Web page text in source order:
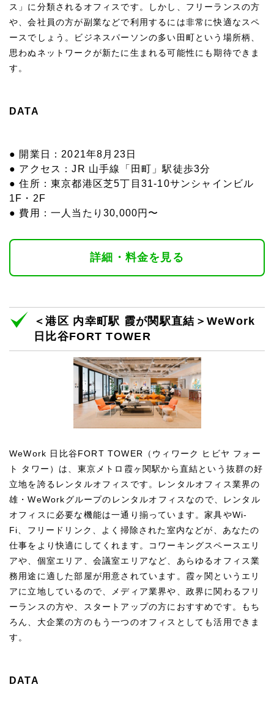
ス」に分類されるオフィスです。しかし、フリーランスの方
や、会社員の方が副業などで利用するには非常に快適なスペ
ースでしょう。ビジネスパーソンの多い田町という場所柄、
思わぬネットワークが新たに生まれる可能性にも期待できま
す。
DATA
● 開業日：2021年8月23日
● アクセス：JR 山手線「田町」駅徒歩3分
● 住所：東京都港区芝5丁目31-10サンシャインビル
1F・2F
● 費用：一人当たり30,000円〜
詳細・料金を見る
＜港区 内幸町駅 霞が関駅直結＞WeWork
日比谷FORT TOWER
WeWork 日比谷FORT TOWER（ウィワーク ヒビヤ フォー
ト タワー）は、東京メトロ霞ヶ関駅から直結という抜群の好
立地を誇るレンタルオフィスです。レンタルオフィス業界の
雄・WeWorkグループのレンタルオフィスなので、レンタル
オフィスに必要な機能は一通り揃っています。家具やWi-
Fi、フリードリンク、よく掃除された室内などが、あなたの
仕事をより快適にしてくれます。コワーキングスペースエリ
アや、個室エリア、会議室エリアなど、あらゆるオフィス業
務用途に適した部屋が用意されています。霞ヶ関というエリ
アに立地しているので、メディア業界や、政界に関わるフリ
ーランスの方や、スタートアップの方におすすめです。もち
ろん、大企業の方のもう一つのオフィスとしても活用できま
す。
DATA